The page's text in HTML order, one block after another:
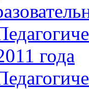
года